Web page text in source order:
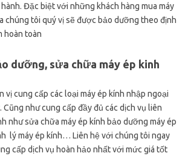
Đặc biệt với những khách hàng mua máy
chúng tôi quý vị sẽ được bảo dưỡng theo định
hoàn toàn
dưỡng, sửa chữa máy ép kinh
vị cung cấp các loại máy ép kính nhập ngoại
như cung cấp đầy đủ các dịch vụ liên
như sửa chữa máy ép kính bảo dưỡng máy ép
lý máy ép kính… Liên hệ với chúng tôi ngay
cấp dịch vụ hoàn hảo nhất với mức giá tốt